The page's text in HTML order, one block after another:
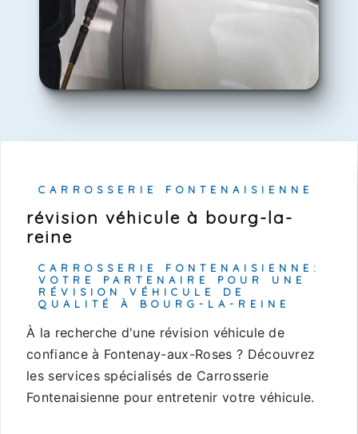
CARROSSERIE FONTENAISIENNE
révision véhicule à bourg-la-
reine
CARROSSERIE FONTENAISIENNE:
VOTRE PARTENAIRE POUR UNE
RÉVISION VÉHICULE DE
QUALITÉ À BOURG-LA-REINE
À la recherche d'une révision véhicule de
confiance à Fontenay-aux-Roses ? Découvrez
les services spécialisés de Carrosserie
Fontenaisienne pour entretenir votre véhicule.